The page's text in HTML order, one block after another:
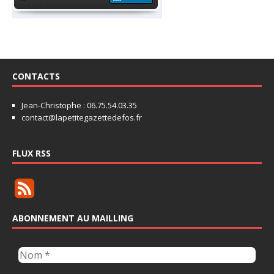
CONTACTS
Jean-Christophe : 06.75.54.03.35
contact@lapetitegazettedefos.fr
FLUX RSS
ABONNEMENT AU MAILLING